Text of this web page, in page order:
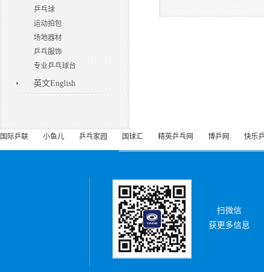
乒乓球
运动拍包
场地器材
乒乓服饰
专业乒乓球台
英文English
国际乒联 小鱼儿 乒乓家园 国球汇 精英乒乓网 博乒网 快乐
扫微信
获更多信息